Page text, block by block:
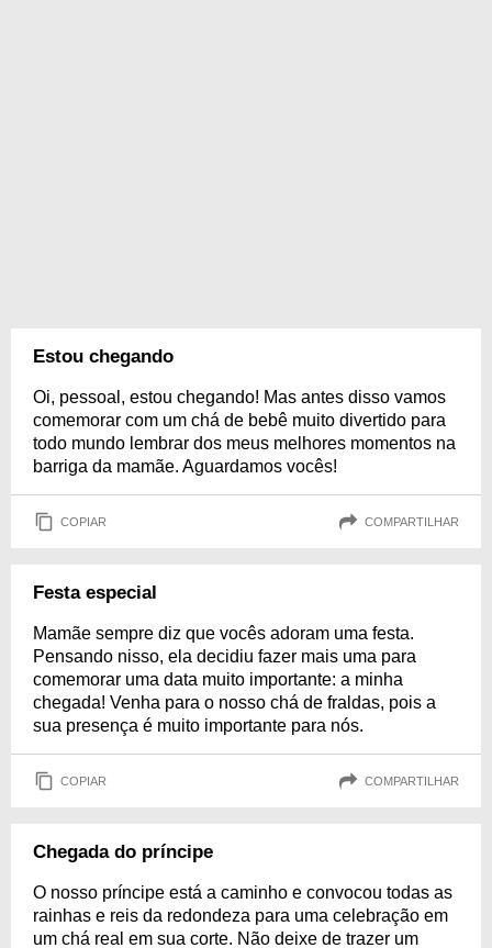
Estou chegando
Oi, pessoal, estou chegando! Mas antes disso vamos
comemorar com um chá de bebê muito divertido para
todo mundo lembrar dos meus melhores momentos na
barriga da mamãe. Aguardamos vocês!
COPIAR COMPARTILHAR
Festa especial
Mamãe sempre diz que vocês adoram uma festa.
Pensando nisso, ela decidiu fazer mais uma para
comemorar uma data muito importante: a minha
chegada! Venha para o nosso chá de fraldas, pois a
sua presença é muito importante para nós.
COPIAR COMPARTILHAR
Chegada do príncipe
O nosso príncipe está a caminho e convocou todas as
rainhas e reis da redondeza para uma celebração em
um chá real em sua corte. Não deixe de trazer um